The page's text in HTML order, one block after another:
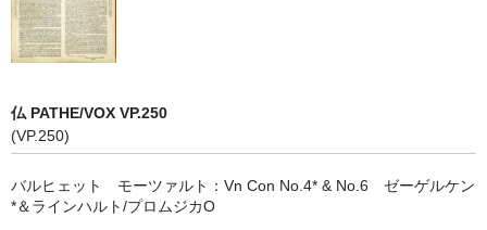
ABOUT
NEWS
仏 PATHE/VOX VP.250
(VP.250)
バルヒェット モーツァルト：Vn Con No.4* & No.6 ゼーゲルケン
*＆ラインハルト/プロムジカO